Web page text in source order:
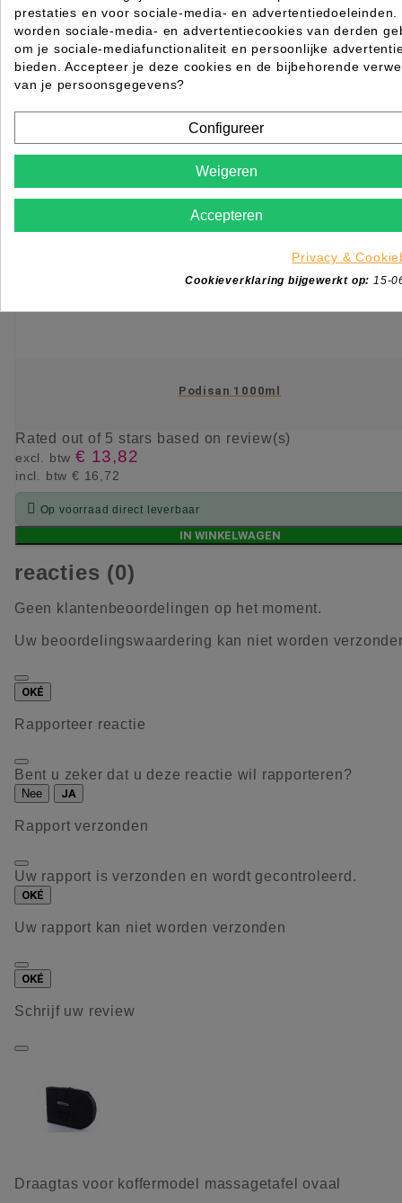
 Beperkt op voorraad
KIES OPTIE
Podisan 1000ml
Rated out of 5 stars based on review(s)
excl. btw € 13,82
incl. btw € 16,72
 Op voorraad direct leverbaar
IN WINKELWAGEN
reacties (0)
Geen klantenbeoordelingen op het moment.
Uw beoordelingswaardering kan niet worden
OKÉ
Rapporteer reactie
Bent u zeker dat u deze reactie wil rapporteren?
Nee JA
Rapport verzonden
Uw rapport is verzonden en wordt gecontroleerd.
OKÉ
Uw rapport kan niet worden verzonden
OKÉ
Schrijf uw review
Draagtas voor koffermodel massagetafel ovaal
prestaties en voor sociale-media- en advertentiedoeleinden.
worden sociale-media- en advertentiecookies van derden
om je sociale-mediafunctionaliteit en persoonlijke
bieden. Accepteer je deze cookies en de bijbehorende
van je persoonsgegevens?
Configureer
Weigeren
Accepteren
Privacy &
Cookieverklaring bijgewerkt op: 15-